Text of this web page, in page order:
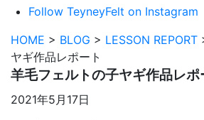
Follow TeyneyFelt on Instagram
HOME > BLOG > LESSON REPORT
ヤギ作品レポート
羊毛フェルトの子ヤギ作品レポ
2021年5月17日